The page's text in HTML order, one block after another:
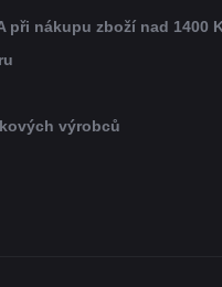
při nákupu zboží nad 1400
výrobců